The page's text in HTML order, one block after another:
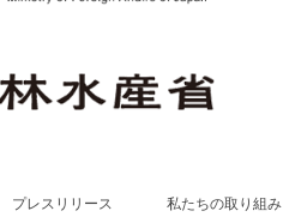
プレスリリース 私たちの取り組み